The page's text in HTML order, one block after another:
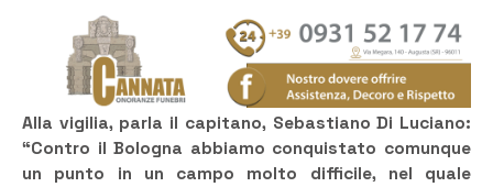
Alla vigilia, parla il capitano, Sebastiano Di Luciano:
“Contro il Bologna abbiamo conquistato comunque
un punto in un campo molto difficile, nel quale